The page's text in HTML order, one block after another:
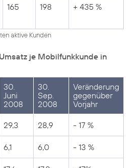
165 198 + 435 %
aktive Kunden
je Mobilfunkkunde in
30.
Juni
2008
30.
Sep.
2008
Veränderung
gegenüber
Vorjahr
29,3 28,9 - 17 %
6,1 6,0 - 13 %